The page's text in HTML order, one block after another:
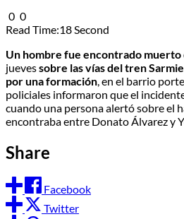
0 0
Read Time:18 Second
Un hombre fue encontrado muerto
juevessobre las vías del tren
por una formación, en el barrio
policiales informaron que el
cuando una persona alertó sobre el
encontraba entre Donato Álvarez y
Share
Facebook
Twitter